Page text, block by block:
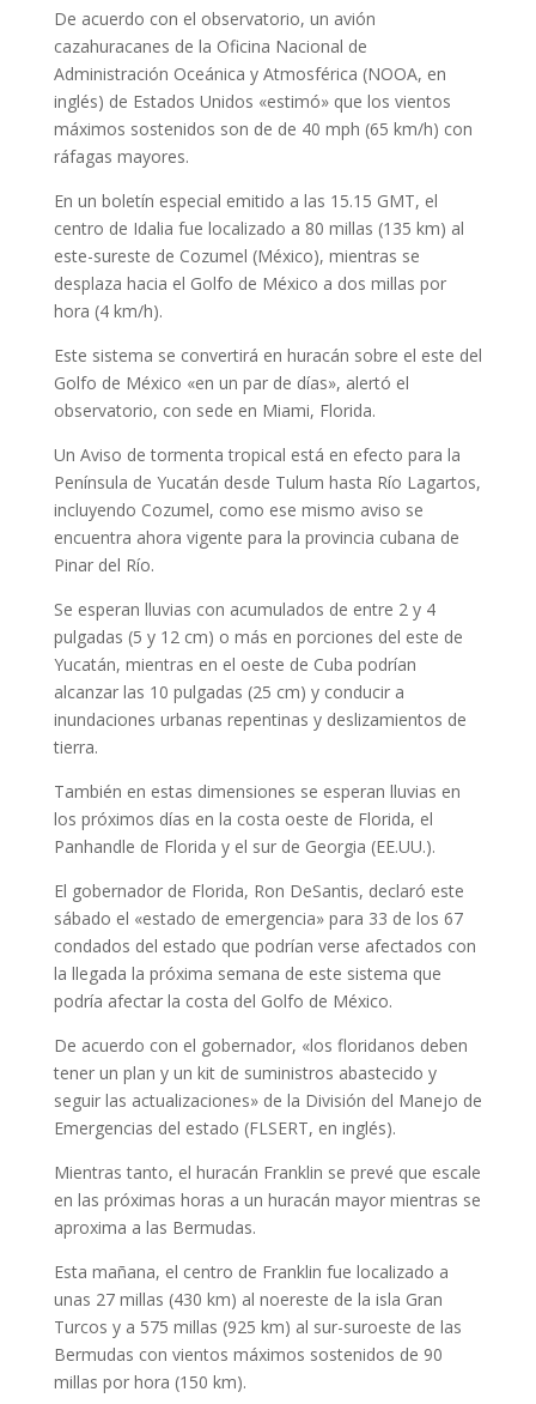
De acuerdo con el observatorio, un avión
cazahuracanes de la Oficina Nacional de
Administración Oceánica y Atmosférica (NOOA, en
inglés) de Estados Unidos «estimó» que los vientos
máximos sostenidos son de de 40 mph (65 km/h) con
ráfagas mayores.
En un boletín especial emitido a las 15.15 GMT, el
centro de Idalia fue localizado a 80 millas (135 km) al
este-sureste de Cozumel (México), mientras se
desplaza hacia el Golfo de México a dos millas por
hora (4 km/h).
Este sistema se convertirá en huracán sobre el este del
Golfo de México «en un par de días», alertó el
observatorio, con sede en Miami, Florida.
Un Aviso de tormenta tropical está en efecto para la
Península de Yucatán desde Tulum hasta Río Lagartos,
incluyendo Cozumel, como ese mismo aviso se
encuentra ahora vigente para la provincia cubana de
Pinar del Río.
Se esperan lluvias con acumulados de entre 2 y 4
pulgadas (5 y 12 cm) o más en porciones del este de
Yucatán, mientras en el oeste de Cuba podrían
alcanzar las 10 pulgadas (25 cm) y conducir a
inundaciones urbanas repentinas y deslizamientos de
tierra.
También en estas dimensiones se esperan lluvias en
los próximos días en la costa oeste de Florida, el
Panhandle de Florida y el sur de Georgia (EE.UU.).
El gobernador de Florida, Ron DeSantis, declaró este
sábado el «estado de emergencia» para 33 de los 67
condados del estado que podrían verse afectados con
la llegada la próxima semana de este sistema que
podría afectar la costa del Golfo de México.
De acuerdo con el gobernador, «los floridanos deben
tener un plan y un kit de suministros abastecido y
seguir las actualizaciones» de la División del Manejo de
Emergencias del estado (FLSERT, en inglés).
Mientras tanto, el huracán Franklin se prevé que escale
en las próximas horas a un huracán mayor mientras se
aproxima a las Bermudas.
Esta mañana, el centro de Franklin fue localizado a
unas 27 millas (430 km) al noereste de la isla Gran
Turcos y a 575 millas (925 km) al sur-suroeste de las
Bermudas con vientos máximos sostenidos de 90
millas por hora (150 km).